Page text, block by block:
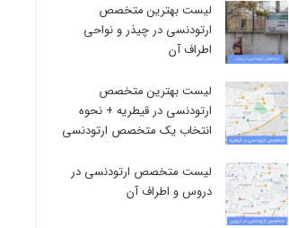
لیست بهترین متخصص
ارتودنسی در چیذر و نواحی
اطراف آن
لیست بهترین متخصص
ارتودنسی در قیطریه + نحوه
انتخاب یک متخصص ارتودنسی
لیست متخصص ارتودنسی در
دروس و اطراف آن